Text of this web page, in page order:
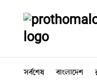
সর্বশেষ বাংলাদেশ